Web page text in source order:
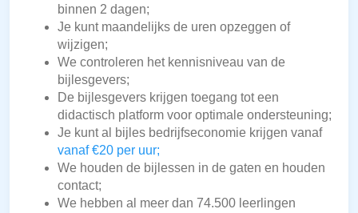
binnen 2 dagen;
Je kunt maandelijks de uren opzeggen of
wijzigen;
We controleren het kennisniveau van de
bijlesgevers;
De bijlesgevers krijgen toegang tot een
didactisch platform voor optimale ondersteuning;
Je kunt al bijles bedrijfseconomie krijgen vanaf
vanaf €20 per uur;
We houden de bijlessen in de gaten en houden
contact;
We hebben al meer dan 74.500 leerlingen